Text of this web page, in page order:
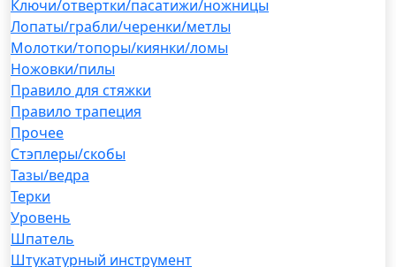
Ключи/отвертки/пасатижи/ножницы
Лопаты/грабли/черенки/метлы
Молотки/топоры/киянки/ломы
Ножовки/пилы
Правило для стяжки
Правило трапеция
Прочее
Стэплеры/скобы
Тазы/ведра
Терки
Уровень
Шпатель
Штукатурный инструмент